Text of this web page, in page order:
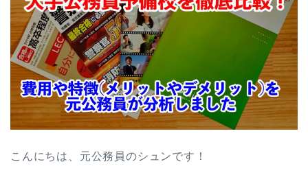
こんにちは、元公務員のシュンです！